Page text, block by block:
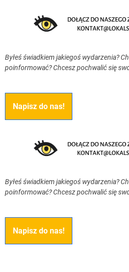
Byłeś świadkiem jakiegoś wydarzenia?
poinformować? Chcesz pochwalić się
Napisz do nas!
Byłeś świadkiem jakiegoś wydarzenia?
poinformować? Chcesz pochwalić się
Napisz do nas!